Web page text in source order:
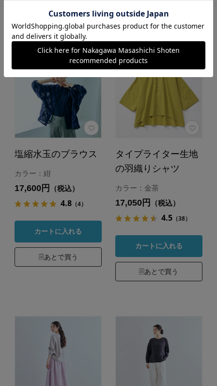
塩縮水玉のブラウス
カラー：紺
17,600円 （税込）
4.8（4）
カートに入れる
あとで買う
タイプライター生地
の羽織りシャツ
カラー：金茶
17,050円 （税込）
4.5（38）
カートに入れる
あとで買う